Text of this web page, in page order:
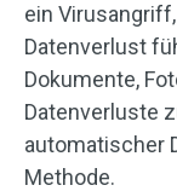
ein
Datenverlust
Dokumente,
Datenverluste
automatischer
Methode.